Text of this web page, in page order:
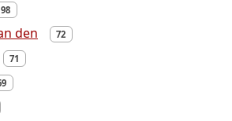
98
den 72
71